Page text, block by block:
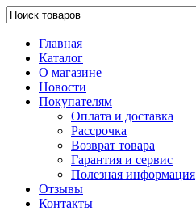
Главная
Каталог
О магазине
Новости
Покупателям
Оплата и доставка
Рассрочка
Возврат товара
Гарантия и сервис
Полезная информация
Отзывы
Контакты